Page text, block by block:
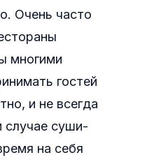
Очень часто
многими
гостей
и не всегда
случае суши-
на себя